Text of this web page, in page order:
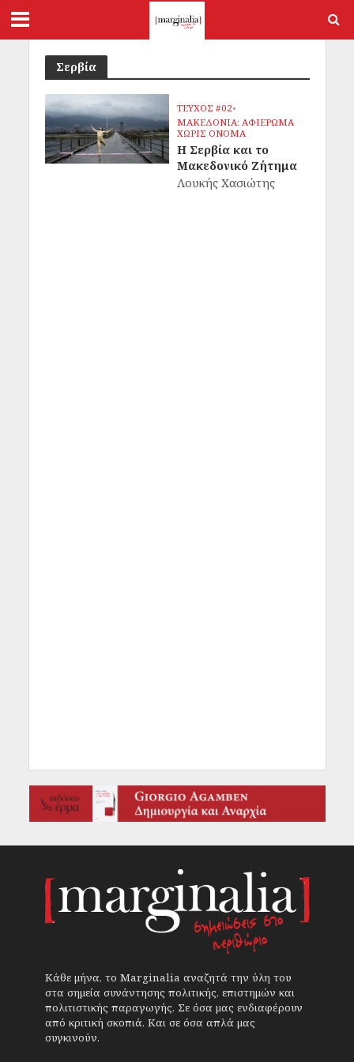
Σερβία
ΤΕΥΧΟΣ #02•
ΜΑΚΕΔΟΝΙΑ: ΑΦΙΕΡΩΜΑ
ΧΩΡΙΣ ΟΝΟΜΑ
Η Σερβία και το
Μακεδονικό Ζήτημα
Λουκής Χασιώτης
Κάθε μήνα, το Marginalia αναζητά την ύλη του
στα σημεία συνάντησης πολιτικής, επιστημών και
πολιτιστικής παραγωγής. Σε όσα μας ενδιαφέρουν
από κριτική σκοπιά. Και σε όσα απλά μας
συγκινούν.